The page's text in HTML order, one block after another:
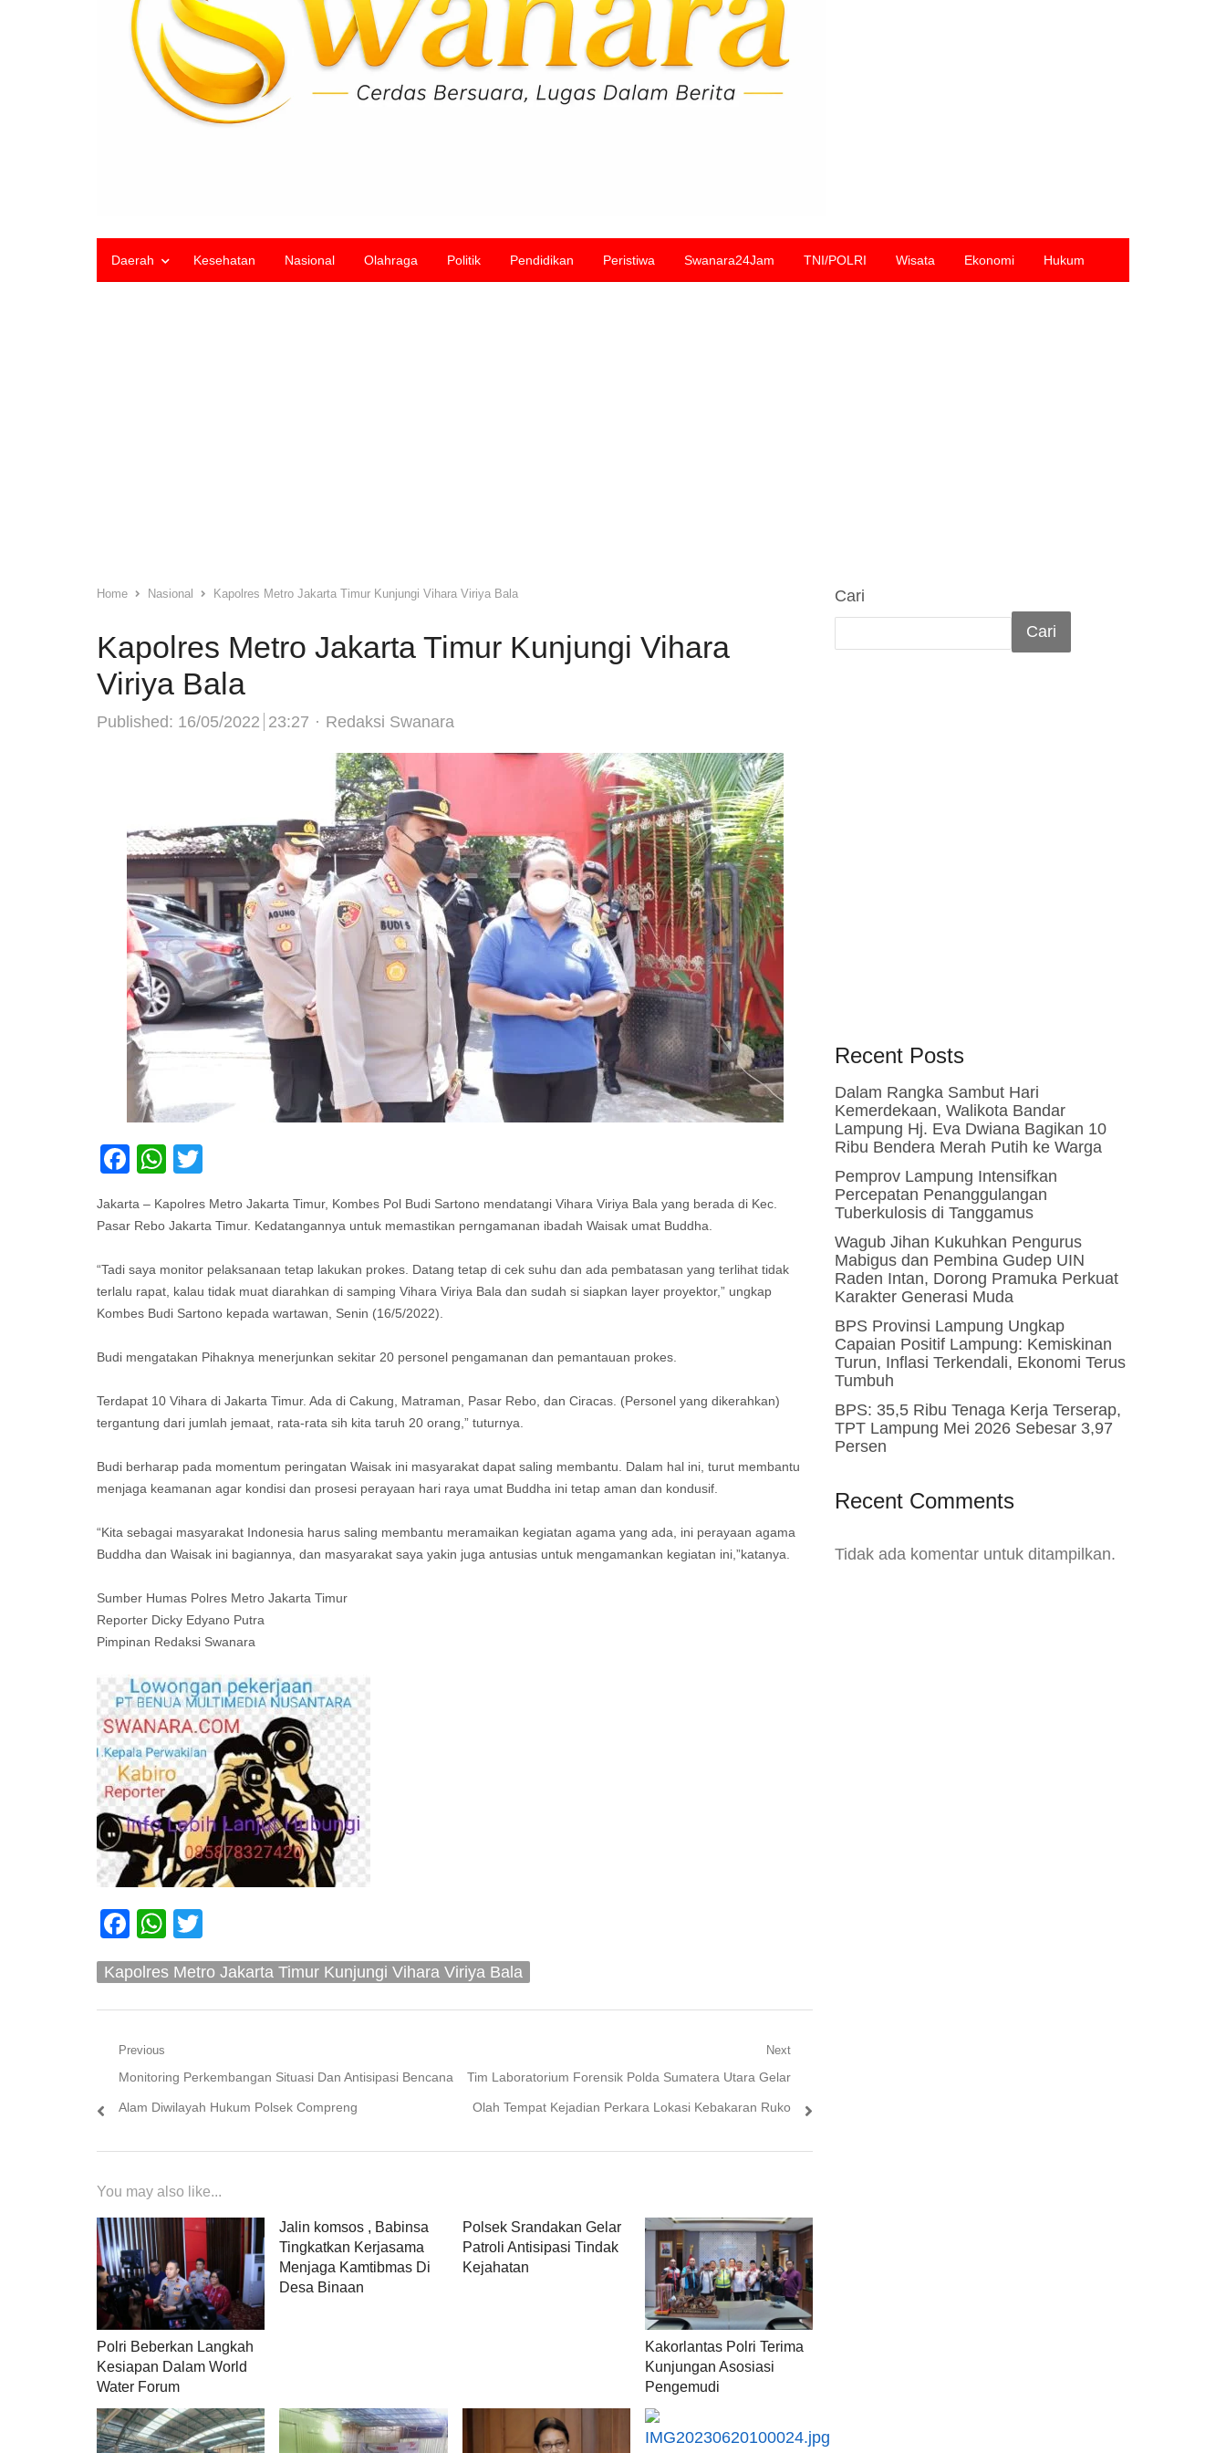
Daerah Kesehatan Nasional Olahraga Politik Pendidikan Peristiwa Swanara24Jam TNI/POLRI Wisata Ekonomi Hukum
Home Nasional Kapolres Metro Jakarta Timur Kunjungi Vihara Viriya Bala
Kapolres Metro Jakarta Timur Kunjungi Vihara
Viriya Bala
Published: 16/05/2022 23:27 Author
Redaksi Swanara
Facebook
WhatsApp
Jakarta – Kapolres Metro Jakarta Timur, Kombes Pol Budi Sartono mendatangi Vihara Viriya Bala yang berada di Kec.
Pasar Rebo Jakarta Timur. Kedatangannya untuk memastikan perngamanan ibadah Waisak umat Buddha.
“Tadi saya monitor pelaksanaan tetap lakukan prokes. Datang tetap di cek suhu dan ada pembatasan yang terlihat tidak
terlalu rapat, kalau tidak muat diarahkan di samping Vihara Viriya Bala dan sudah si siapkan layer proyektor,” ungkap
Kombes Budi Sartono kepada wartawan, Senin (16/5/2022).
Budi mengatakan Pihaknya menerjunkan sekitar 20 personel pengamanan dan pemantauan prokes.
Terdapat 10 Vihara di Jakarta Timur. Ada di Cakung, Matraman, Pasar Rebo, dan Ciracas. (Personel yang dikerahkan)
tergantung dari jumlah jemaat, rata-rata sih kita taruh 20 orang,” tuturnya.
Budi berharap pada momentum peringatan Waisak ini masyarakat dapat saling membantu. Dalam hal ini, turut membantu
menjaga keamanan agar kondisi dan prosesi perayaan hari raya umat Buddha ini tetap aman dan kondusif.
“Kita sebagai masyarakat Indonesia harus saling membantu meramaikan kegiatan agama yang ada, ini perayaan agama
Buddha dan Waisak ini bagiannya, dan masyarakat saya yakin juga antusias untuk mengamankan kegiatan ini,”katanya.
Sumber Humas Polres Metro Jakarta Timur
Reporter Dicky Edyano Putra
Pimpinan Redaksi Swanara
Facebook
WhatsApp
Kapolres Metro Jakarta Timur Kunjungi Vihara Viriya Bala
Navigasi
pos
Previous
Previous
post:
Monitoring Perkembangan Situasi Dan Antisipasi Bencana
Alam Diwilayah Hukum Polsek Compreng
Next
Next
post:
Tim Laboratorium Forensik Polda Sumatera Utara Gelar
Olah Tempat Kejadian Perkara Lokasi Kebakaran Ruko
You may also like...
Polri Beberkan Langkah
Kesiapan Dalam World
Water Forum
Jalin komsos , Babinsa
Tingkatkan Kerjasama
Menjaga Kamtibmas Di
Desa Binaan
Polsek Srandakan Gelar
Patroli Antisipasi Tindak
Kejahatan
Kakorlantas Polri Terima
Kunjungan Asosiasi
Pengemudi
Cari
Cari
Recent Posts
Dalam Rangka Sambut Hari
Kemerdekaan, Walikota Bandar
Lampung Hj. Eva Dwiana Bagikan 10
Ribu Bendera Merah Putih ke Warga
Pemprov Lampung Intensifkan
Percepatan Penanggulangan
Tuberkulosis di Tanggamus
Wagub Jihan Kukuhkan Pengurus
Mabigus dan Pembina Gudep UIN
Raden Intan, Dorong Pramuka Perkuat
Karakter Generasi Muda
BPS Provinsi Lampung Ungkap
Capaian Positif Lampung: Kemiskinan
Turun, Inflasi Terkendali, Ekonomi Terus
Tumbuh
BPS: 35,5 Ribu Tenaga Kerja Terserap,
TPT Lampung Mei 2026 Sebesar 3,97
Persen
Recent Comments
Tidak ada komentar untuk ditampilkan.